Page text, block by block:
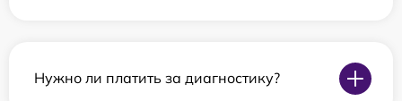
Нужно ли платить за диагностику?